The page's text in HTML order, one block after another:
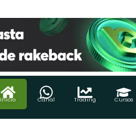
Inicio Canal Trading Cursos